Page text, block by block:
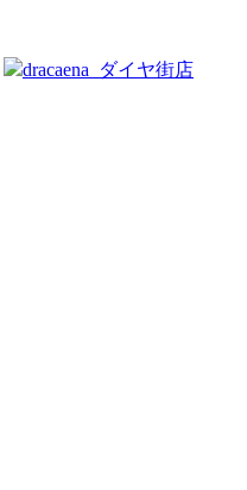
dracaena_ダイヤ街店